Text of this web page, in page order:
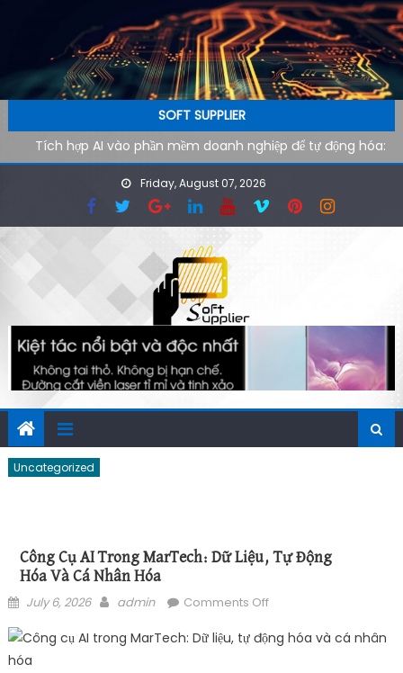
SOFT SUPPLIER
Tích hợp AI vào phần mềm doanh nghiệp để tự động hóa:
Lộ trình kỹ thuật từ pilot đến production
AI agent cho doanh nghiệp: Xu hướng phần mềm tự vận
hành trong kỷ nguyên tự động hóa
Công cụ AI hỗ trợ SEO kỹ thuật: cách audit website nhanh
hơn cho đội ngũ công nghệ
Ứng dụng AI cho phòng marketing: Tự động hóa tác vụ
Phần mềm AI cho doanh nghiệp: Tại sao tốc độ tải website
quyết định 40% khách hàng rời đi
Friday, August 07, 2026
Uncategorized
Công Cụ AI Trong MarTech: Dữ Liệu, Tự Động
Hóa Và Cá Nhân Hóa
Posted on
July 6, 2026 Author
admin Comments Offon Công cụ AI trong
động hóa và cá nhân